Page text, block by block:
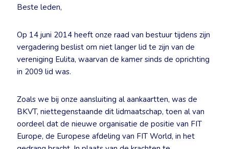
Beste leden,
Op 14 juni 2014 heeft onze raad van bestuur tijdens zijn
vergadering beslist om niet langer lid te zijn van de
vereniging Eulita, waarvan de kamer sinds de oprichting
in 2009 lid was.
Zoals we bij onze aansluiting al aankaartten, was de
BKVT, niettegenstaande dit lidmaatschap, toen al van
oordeel dat de nieuwe organisatie de positie van FIT
Europe, de Europese afdeling van FIT World, in het